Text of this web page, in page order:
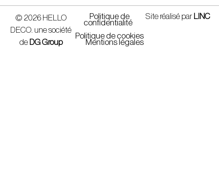
© 2026 HELLO
DECO. une société
de DG Group
Politique de
confidentialité
Politique de cookies
Mentions légales
Site réalisé par LINC